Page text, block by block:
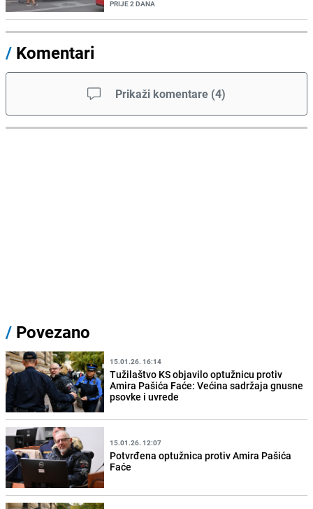
PRIJE 2 DANA
/ Komentari
Prikaži komentare (4)
/ Povezano
15.01.26. 16:14
Tužilaštvo KS objavilo optužnicu protiv
Amira Pašića Faće: Većina sadržaja gnusne
psovke i uvrede
15.01.26. 12:07
Potvrđena optužnica protiv Amira Pašića
Faće